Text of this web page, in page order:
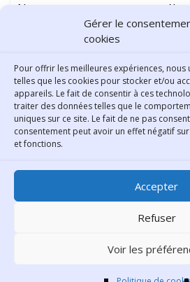
Gérer le
cookies
Pour offrir les meilleures expériences,
telles que les cookies pour stocker et/ou
appareils. Le fait de consentir à ces
traiter des données telles que le
uniques sur ce site. Le fait de ne pas
consentement peut avoir un effet négatif
et fonctions.
Accepter
Refuser
Voir les
Nous vous proposons une
et autres outils qui vous
toute l’information que vous
Continuer la lecture- 7 min
Lyon
30